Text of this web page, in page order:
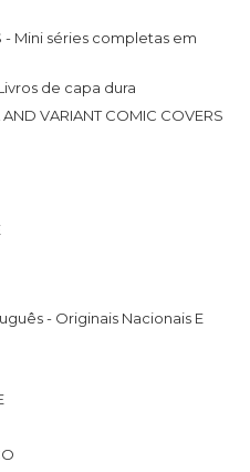
- Mini séries completas em
de capa dura
AND VARIANT COMIC COVERS
- Originais Nacionais E